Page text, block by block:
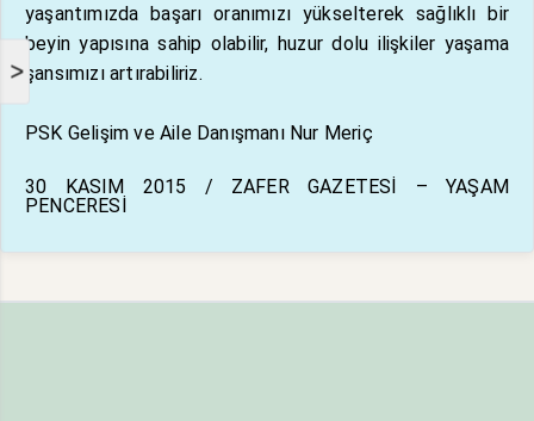
>
yaşantımızda başarı oranımızı yükselterek sağlıklı bir
beyin yapısına sahip olabilir, huzur dolu ilişkiler yaşama
şansımızı artırabiliriz.
PSK Gelişim ve Aile Danışmanı Nur Meriç
30 KASIM 2015 / ZAFER GAZETESİ – YAŞAM
PENCERESİ